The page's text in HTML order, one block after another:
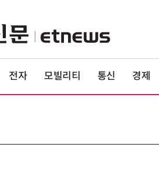
전자 모빌리티 통신 경제